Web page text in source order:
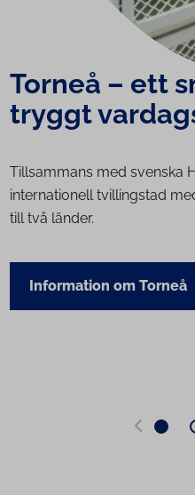
Torneå – ett
tryggt
Tillsammans med svenska
internationell tvillingstad
till två länder.
Information om Torneå